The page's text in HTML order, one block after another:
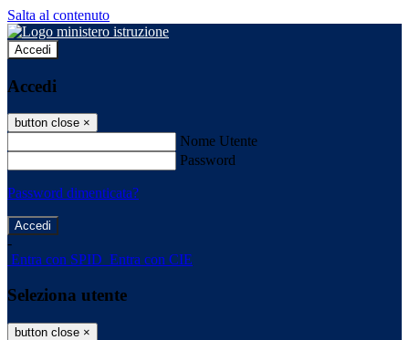
Salta al contenuto
Accedi
Accedi
button close ×
Nome Utente
Password
Password dimenticata?
-
Entra con SPID Entra con CIE
Seleziona utente
button close ×